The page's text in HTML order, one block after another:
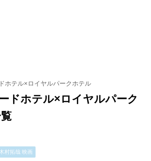
ホテル×ロイヤルパークホテル
ドホテル×ロイヤルパーク
木村拓哉 映画